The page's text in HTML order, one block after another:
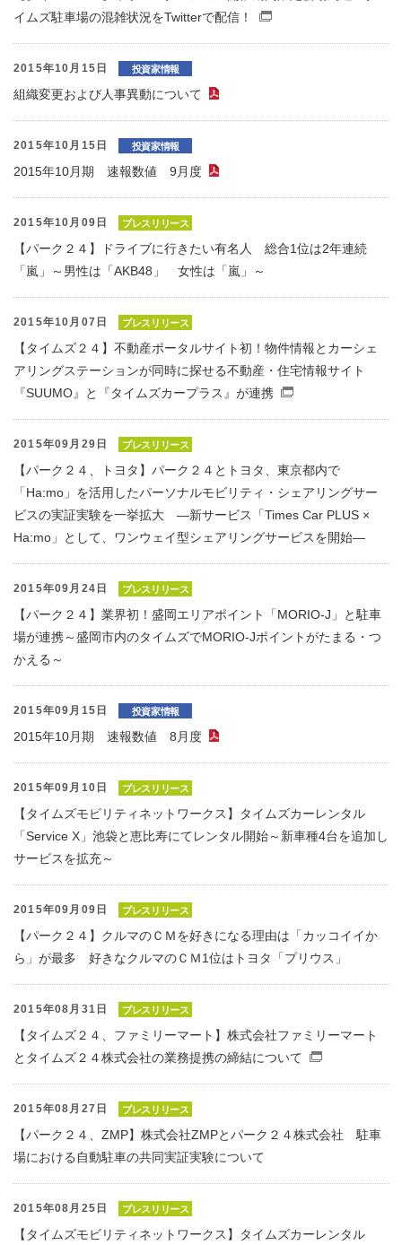
イムズ駐車場の混雑状況をTwitterで配信！
2015年10月15日 投資家情報
組織変更および人事異動について
2015年10月15日 投資家情報
2015年10月期 速報数値 9月度
2015年10月09日 プレスリリース
【パーク２４】ドライブに行きたい有名人 総合1位は2年連続
「嵐」～男性は「AKB48」 女性は「嵐」～
2015年10月07日 プレスリリース
【タイムズ２４】不動産ポータルサイト初！物件情報とカーシェ
アリングステーションが同時に探せる不動産・住宅情報サイト
『SUUMO』と『タイムズカープラス』が連携
2015年09月29日 プレスリリース
【パーク２４、トヨタ】パーク２４とトヨタ、東京都内で
「Ha:mo」を活用したパーソナルモビリティ・シェアリングサー
ビスの実証実験を一挙拡大 ―新サービス「Times Car PLUS ×
Ha:mo」として、ワンウェイ型シェアリングサービスを開始―
2015年09月24日 プレスリリース
【パーク２４】業界初！盛岡エリアポイント「MORIO-J」と駐車
場が連携～盛岡市内のタイムズでMORIO-Jポイントがたまる・つ
かえる～
2015年09月15日 投資家情報
2015年10月期 速報数値 8月度
2015年09月10日 プレスリリース
【タイムズモビリティネットワークス】タイムズカーレンタル
「Service X」池袋と恵比寿にてレンタル開始～新車種4台を追加し
サービスを拡充～
2015年09月09日 プレスリリース
【パーク２４】クルマのＣＭを好きになる理由は「カッコイイか
ら」が最多 好きなクルマのＣＭ1位はトヨタ「プリウス」
2015年08月31日 プレスリリース
【タイムズ２４、ファミリーマート】株式会社ファミリーマート
とタイムズ２４株式会社の業務提携の締結について
2015年08月27日 プレスリリース
【パーク２４、ZMP】株式会社ZMPとパーク２４株式会社 駐車
場における自動駐車の共同実証実験について
2015年08月25日 プレスリリース
【タイムズモビリティネットワークス】タイムズカーレンタル